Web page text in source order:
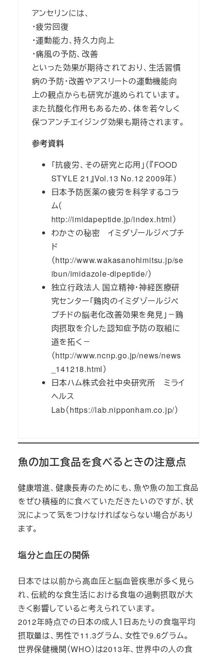
アンセリンには、
・疲労回復
・運動能力、持久力向上
・痛風の予防、改善
といった効果が期待されており、生活習慣
病の予防・改善やアスリートの運動機能向
上の観点からも研究が進められています。
また抗酸化作用もあるため、体を若々しく
保つアンチエイジング効果も期待されます。
参考資料
「抗疲労、その研究と応用」（『FOOD
STYLE 21』Vol.13 No.12 2009年）
日本予防医薬の疲労を科学するコラ
ム（
http://imidapeptide.jp/index.html）
わかさの秘密 イミダゾールジペプチ
ド
（http://www.wakasanohimitsu.jp/se
ibun/imidazole-dipeptide/）
独立行政法人 国立精神・神経医療研
究センター「鶏肉のイミダゾールジペ
プチドの脳老化改善効果を発見」－鶏
肉摂取を介した認知症予防の取組に
道を拓く－
（http://www.ncnp.go.jp/news/news
_141218.html）
日本ハム株式会社中央研究所 ミライ
ヘルス
Lab（https://lab.nipponham.co.jp/）
魚の加工食品を食べるときの注意点
健康増進、健康長寿のためにも、魚や魚の加工食品
をぜひ積極的に食べていただきたいのですが、状
況によって気をつけなければならない場合があり
ます。
塩分と血圧の関係
日本では以前から高血圧と脳血管疾患が多く見ら
れ、伝統的な食生活における食塩の過剰摂取が大
きく影響していると考えられています。
2012年時点での日本の成人１日あたりの食塩平均
摂取量は、男性で11.3グラム、女性で9.6グラム。
世界保健機関（WHO）は2013年、世界中の人の食